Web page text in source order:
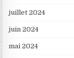
juillet 2024
juin 2024
mai 2024